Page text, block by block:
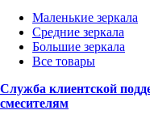
Маленькие зеркала
Средние зеркала
Большие зеркала
Все товары
Служба клиентской
смесителям